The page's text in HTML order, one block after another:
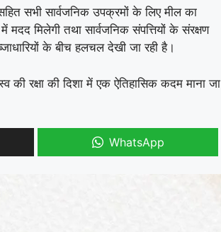
सभी सार्वजनिक उपक्रमों के लिए मील का
मिलेगी तथा सार्वजनिक संपत्तियों के संरक्षण
के बीच हलचल देखी जा रही है।
की रक्षा की दिशा में एक ऐतिहासिक कदम माना जा
WhatsApp